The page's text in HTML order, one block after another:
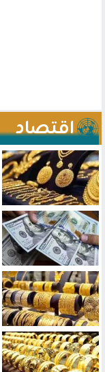
اقتصاد